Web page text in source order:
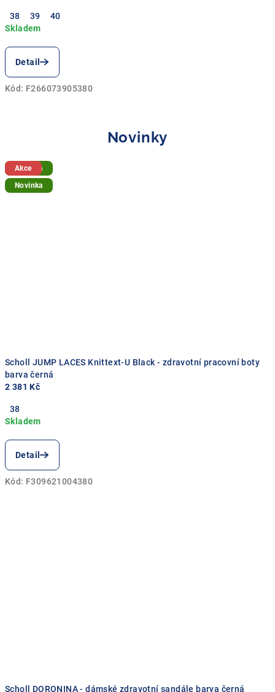
38 39 40
Detail
Kód: F266073905380
Novinky
Novinka
Scholl JUMP LACES Knittext-U Black - zdravotní pracovní boty
barva černá
2 381 Kč
38
Detail
Kód: F309621004380
Akce
Novinka
Scholl DORONINA - dámské zdravotní sandále barva černá